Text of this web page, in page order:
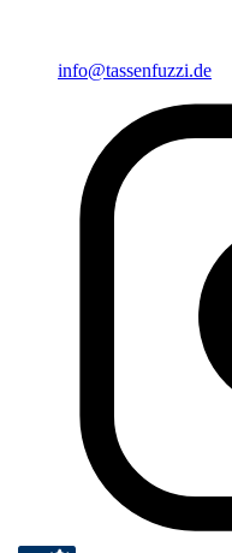
info@tassenfuzzi.de